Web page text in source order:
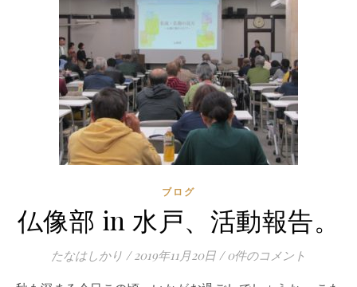
ブログ
仏像部 in 水戸、活動報告。
たなはしかり / 2019年11月20日 / 0件のコメント